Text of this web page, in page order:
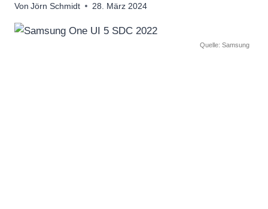
Von Jörn Schmidt 28. März 2024
Quelle: Samsung